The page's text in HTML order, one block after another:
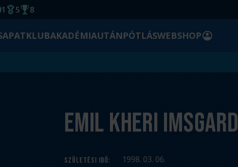
kupagyőzelem 2014
1
Magyar Bajnoki cím
5
Magyar-Kupa győzelem
8
KLUBAKADÉMIAUTÁNPÓTLÁSWEBSHOPBELÉPÉS
Emil Kheri Imsgard
SZÜLETÉSI IDŐ: 1998. 03. 06.